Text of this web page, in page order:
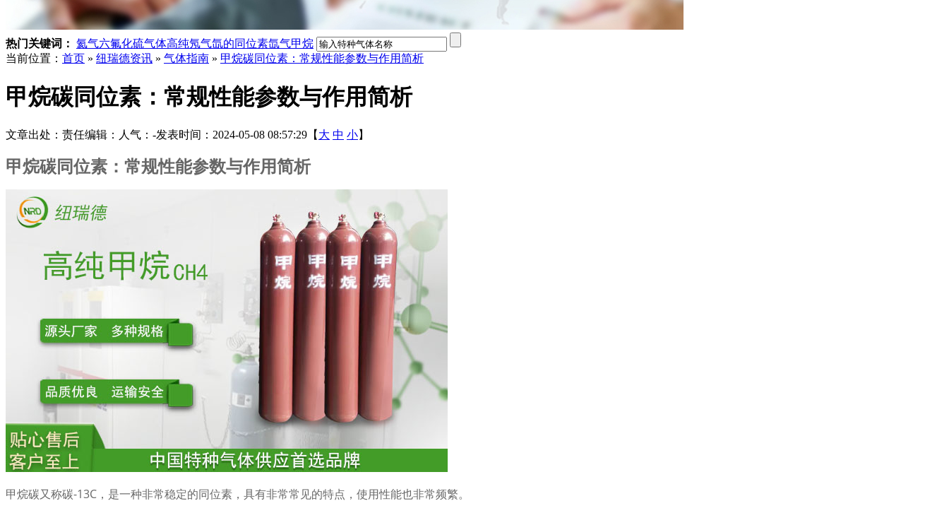
热门关键词： 氦气六氟化硫气体高纯氖气氙的同位素氙气甲烷
当前位置： 首页 » 纽瑞德资讯 » 气体指南 » 甲烷碳同位素：常规性能参数与作用简析
甲烷碳同位素：常规性能参数与作用简析
文章出处： 责任编辑： 人气： -发表时间：2024-05-08 08:57:29【 大 中 小】
甲烷碳同位素：常规性能参数与作用简析
甲烷碳又称碳-13C，是一种非常稳定的同位素，具有非常常见的特点，使用性能也非常频繁。